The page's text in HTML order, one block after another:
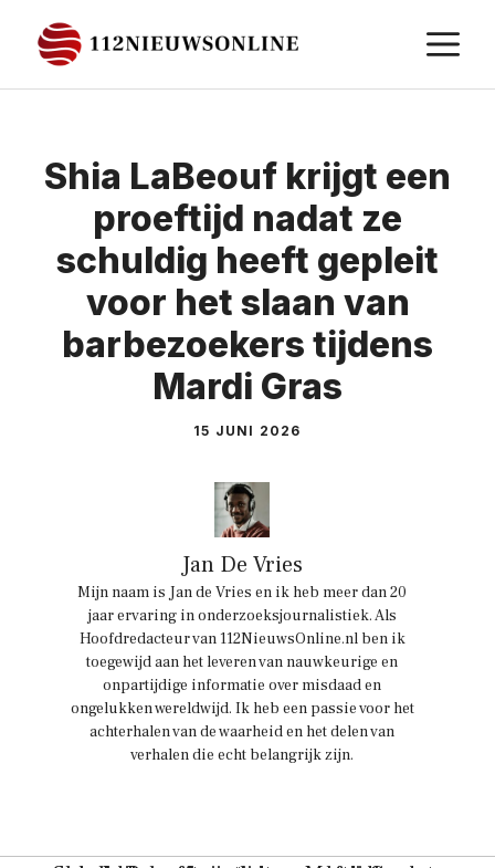
naar
de
Shia LaBeouf krijgt een
proeftijd nadat ze
schuldig heeft gepleit
voor het slaan van
barbezoekers tijdens
Mardi Gras
15 JUNI 2026
Jan De Vries
Mijn naam is Jan de Vries en ik heb meer dan 20
jaar ervaring in onderzoeksjournalistiek. Als
Hoofdredacteur van 112NieuwsOnline.nl ben ik
toegewijd aan het leveren van nauwkeurige en
onpartijdige informatie over misdaad en
ongelukken wereldwijd. Ik heb een passie voor het
achterhalen van de waarheid en het delen van
verhalen die echt belangrijk zijn.